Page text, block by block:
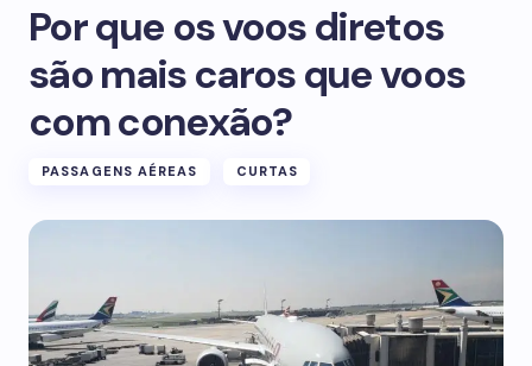
Por que os voos diretos
são mais caros que voos
com conexão?
PASSAGENS AÉREAS CURTAS